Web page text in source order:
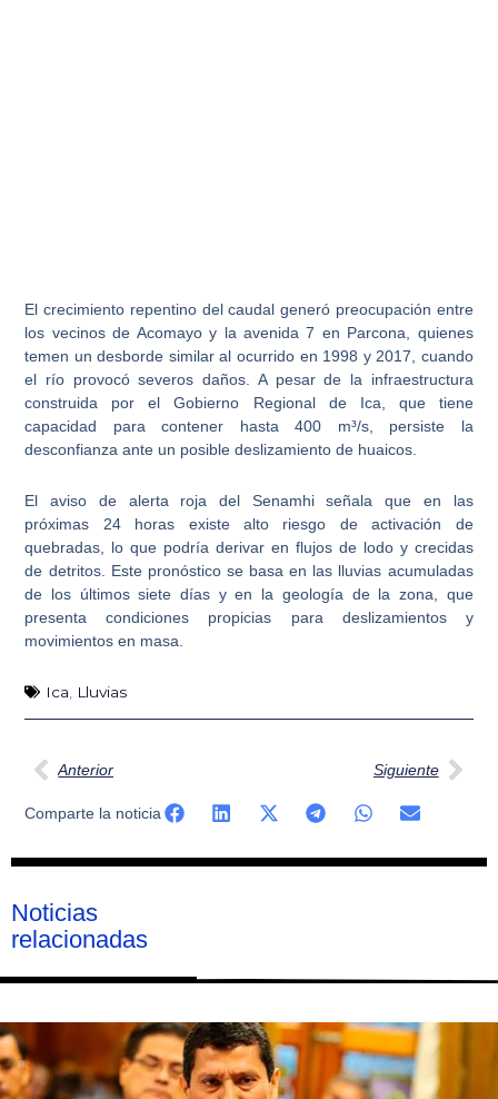
El crecimiento repentino del caudal generó preocupación entre
los vecinos de Acomayo y la avenida 7 en Parcona, quienes
temen un desborde similar al ocurrido en 1998 y 2017, cuando
el río provocó severos daños. A pesar de la infraestructura
construida por elGobierno Regional de Ica, que tiene
capacidad para contener hasta400 m³/s, persiste la
desconfianza ante un posible deslizamiento de huaicos.
Elaviso de alerta roja del Senamhiseñala que en las
próximas 24 horas existealto riesgo de activación de
quebradas , lo que podría derivar en flujos de lodo y crecidas
de detritos. Este pronóstico se basa en las lluvias acumuladas
de los últimos siete días y en la geología de la zona, que
presenta condiciones propicias para deslizamientos y
movimientos en masa.
Ica, Lluvias
Ant
Anterior Siguiente
Comparte la noticia
Noticias
relacionadas